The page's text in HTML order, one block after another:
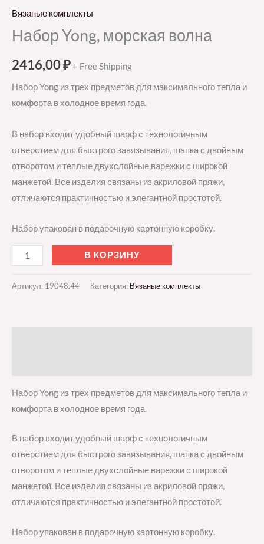
Вязаные комплекты
Набор Yong, морская волна
2416,00₽+ Free Shipping
Набор Yong из трех предметов для максимального тепла и
комфорта в холодное время года.
В набор входит удобный шарф с технологичным
отверстием для быстрого завязывания, шапка с двойным
отворотом и теплые двухслойные варежки с широкой
манжетой. Все изделия связаны из акриловой пряжи,
отличаются практичностью и элегантной простотой.
Набор упакован в подарочную картонную коробку.
В КОРЗИНУ
Артикул: 19048.44 Категория: Вязаные комплекты
Набор Yong из трех предметов для максимального тепла и
комфорта в холодное время года.
В набор входит удобный шарф с технологичным
отверстием для быстрого завязывания, шапка с двойным
отворотом и теплые двухслойные варежки с широкой
манжетой. Все изделия связаны из акриловой пряжи,
отличаются практичностью и элегантной простотой.
Набор упакован в подарочную картонную коробку.